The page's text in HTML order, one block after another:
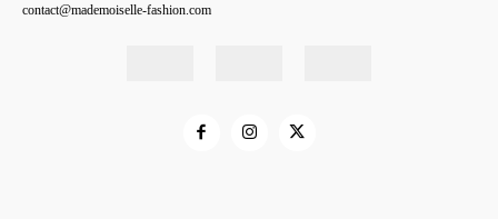
contact@mademoiselle-fashion.com